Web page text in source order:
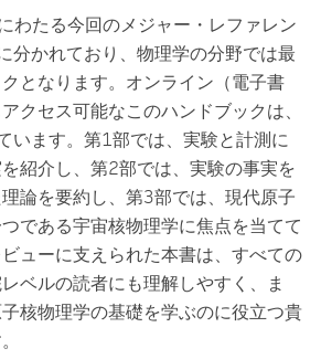
わたる今回のメジャー・レファレン
分かれており、物理学の分野では最
となります。オンライン（電子書
クセス可能なこのハンドブックは、
います。第1部では、実験と計測に
紹介し、第2部では、実験の事実を
論を要約し、第3部では、現代原子
である宇宙核物理学に焦点を当てて
ューに支えられた本書は、すべての
ベルの読者にも理解しやすく、ま
核物理学の基礎を学ぶのに役立つ貴